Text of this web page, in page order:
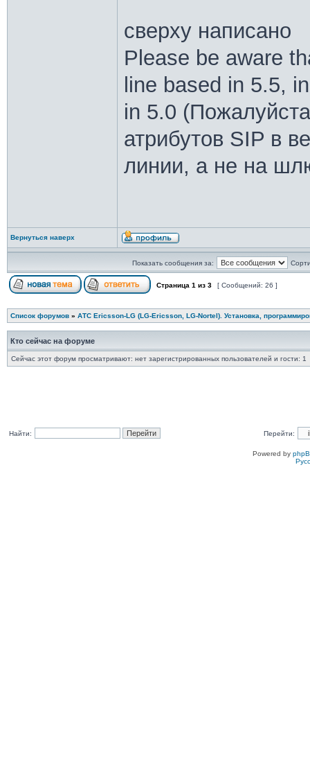
сверху написано
Please be aware
line based in 5.5,
in 5.0
атрибутов SIP в
линии, а не на
Вернуться наверх
Показать сообщения за:
Страница 1 из 3 [ Сообщений: 26 ]
Список форумов » АТС Ericsson-LG (LG-Ericsson, LG-Nortel). Установка,
Кто сейчас на форуме
Сейчас этот форум просматривают: нет зарегистрированных пользователей и гости: 1
Найти: Перейти:
Powered by